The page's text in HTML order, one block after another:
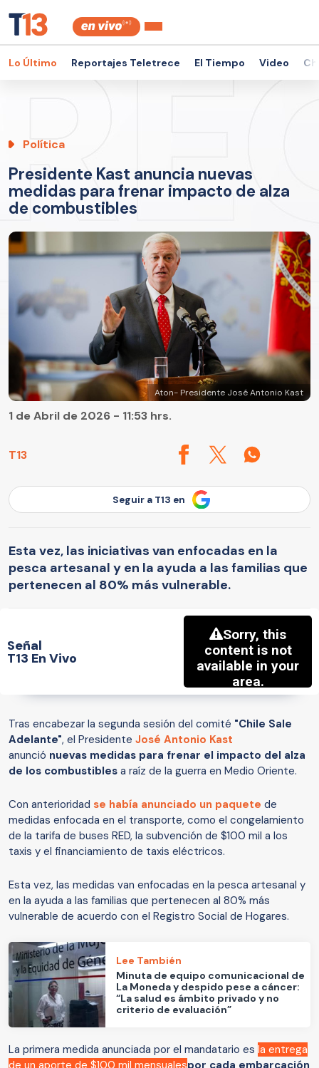
Lo Último Reportajes Teletrece El Tiempo Video
Política
Presidente Kast anuncia nuevas
medidas para frenar impacto de alza
de combustibles
Aton- Presidente José Antonio Kast
T13
1 de Abril de 2026 - 11:53 hrs.
Seguir a T13 en
Esta vez, las iniciativas van enfocadas en la
pesca artesanal y en la ayuda a las familias que
pertenecen al 80% más vulnerable.
Señal
T13 En Vivo
Tras encabezar la segunda sesión del comité "Chile Sale
Adelante", el Presidente José Antonio Kast
anunció nuevas medidas para frenar el impacto del alza
de los combustibles a raíz de la guerra en Medio Oriente.
Con anterioridad se había anunciado un paquete de
medidas enfocada en el transporte, como el congelamiento
de la tarifa de buses RED, la subvención de $100 mil a los
taxis y el financiamiento de taxis eléctricos.
Esta vez, las medidas van enfocadas en la pesca artesanal y
en la ayuda a las familias que pertenecen al 80% más
vulnerable de acuerdo con el Registro Social de Hogares.
Lee También
Minuta de equipo comunicacional de
La Moneda y despido pese a cáncer:
“La salud es ámbito privado y no
criterio de evaluación”
La primera medida anunciada por el mandatario es la entrega